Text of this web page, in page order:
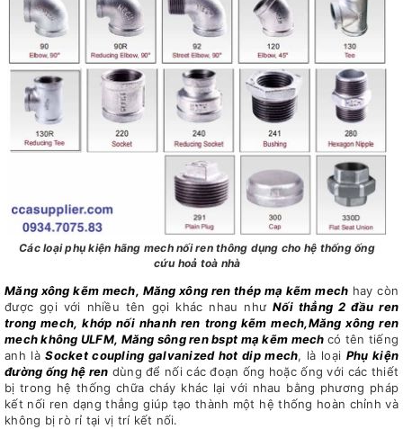
Các loại phụ kiện hãng mech nối ren thông dụng cho hệ thống ống
cứu hoả toà nhà
Măng xông kẽm mech, Măng xông ren thép mạ kẽm mech hay còn
được gọi với nhiều tên gọi khác nhau nhưNối thẳng 2 đầu ren
trong mech, khớp nối nhanh ren trong kẽm mech,Măng xông ren
mech không ULFM, Măng sông ren bspt mạ kẽm mech có tên tiếng
anh làSocket coupling galvanized hot dip mech, là loại Phụ kiện
đường ống hệ ren dùng để nối các đoạn ống hoặc ống với các thiết
bị trong hệ thống chữa cháy khác lại với nhau bằng phương pháp
kết nối ren dạng thẳng giúp tạo thành một hệ thống hoàn chỉnh và
không bị rò rỉ tại vị trí kết nối.